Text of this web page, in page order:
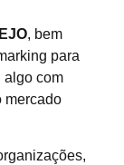
, bem
para
algo com
mercado